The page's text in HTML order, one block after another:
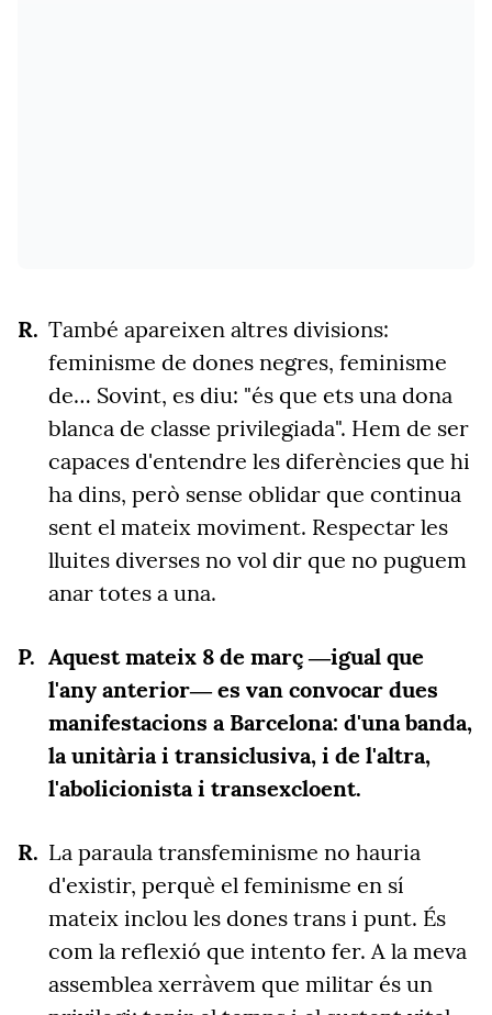
També apareixen altres divisions:
feminisme de dones negres, feminisme
de… Sovint, es diu: "és que ets una dona
blanca de classe privilegiada". Hem de ser
capaces d'entendre les diferències que hi
ha dins, però sense oblidar que continua
sent el mateix moviment. Respectar les
lluites diverses no vol dir que no puguem
anar totes a una.
Aquest mateix 8 de març ―igual que
l'any anterior― es van convocar dues
manifestacions a Barcelona: d'una banda,
la unitària i transiclusiva, i de l'altra,
l'abolicionista i transexcloent.
La paraula transfeminisme no hauria
d'existir, perquè el feminisme en sí
mateix inclou les dones trans i punt. És
com la reflexió que intento fer. A la meva
assemblea xerràvem que militar és un